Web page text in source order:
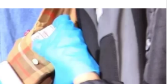
göndermek